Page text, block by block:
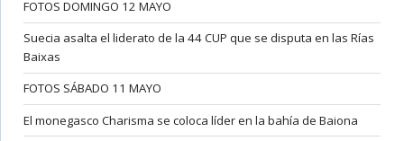
FOTOS DOMINGO 12 MAYO
Suecia asalta el liderato de la 44 CUP que se disputa en las Rías
Baixas
FOTOS SÁBADO 11 MAYO
El monegasco Charisma se coloca líder en la bahía de Baiona